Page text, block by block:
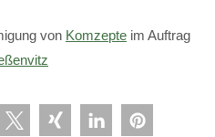
von Komzepte im Auftrag